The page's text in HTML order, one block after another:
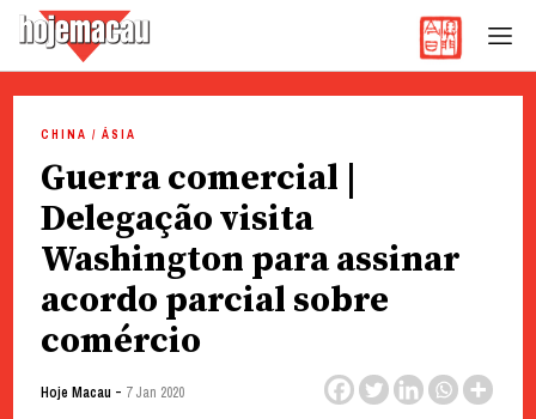
content
CHINA / ÁSIA
Guerra comercial |
Delegação visita
Washington para assinar
acordo parcial sobre
comércio
Hoje Macau - 7 Jan 2020